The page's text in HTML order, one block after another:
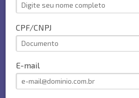
CPF/CNPJ
E-mail